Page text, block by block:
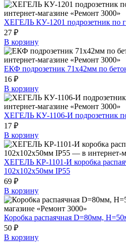
ХЕГЕЛЬ КУ-1201 подрозетник по
27 ₽
В корзину
ЕКФ подрозетник 71х42мм по
16 ₽
В корзину
ХЕГЕЛЬ КУ-1106-И подрозетник
17 ₽
В корзину
ХЕГЕЛЬ КР-1101-И коробка
102х102х50мм IP55
69 ₽
В корзину
Коробка распаячная D=80мм,
50 ₽
В корзину